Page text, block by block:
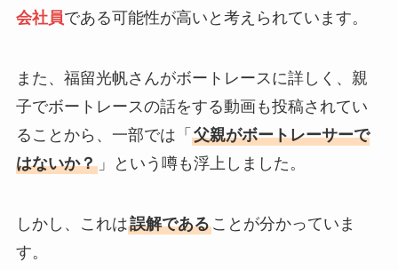
会社員である可能性が高いと考えられています。
また、福留光帆さんがボートレースに詳しく、親
子でボートレースの話をする動画も投稿されてい
ることから、一部では「 父親がボートレーサーで
はないか？」という噂も浮上しました。
しかし、これは誤解であることが分かっていま
す。